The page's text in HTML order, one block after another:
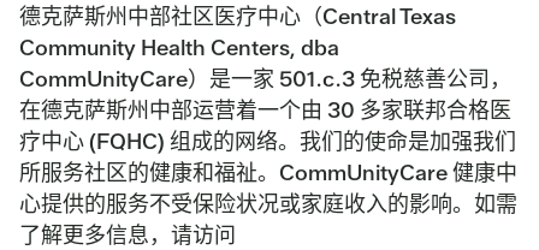
德克萨斯州中部社区医疗中心（Central Texas
Community Health Centers, dba
CommUnityCare）是一家 501.c.3 免税慈善公司，
在德克萨斯州中部运营着一个由 30 多家联邦合格医
疗中心 (FQHC) 组成的网络。我们的使命是加强我们
所服务社区的健康和福祉。CommUnityCare 健康中
心提供的服务不受保险状况或家庭收入的影响。如需
了解更多信息，请访问